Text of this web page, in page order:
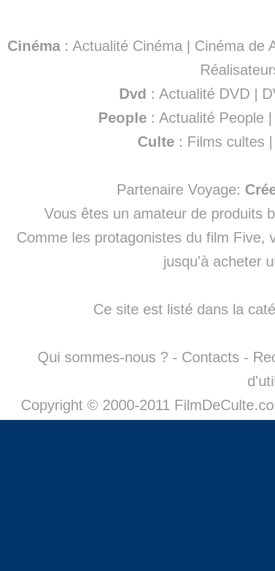
Cinéma: Actualité Cinéma | Cinéma de
Dvd : Actualité DVD |
People :Actualité People
Culte : Films cultes
Partenaire Voyage:
Vous êtes un amateur de produits
Comme les protagonistes du film Five,
jusqu'à acheter
Ce site est listé dans la
Qui sommes-nous ? - Contacts -
Copyright © 2000-2011